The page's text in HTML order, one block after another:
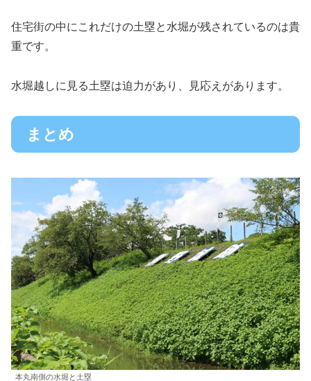
住宅街の中にこれだけの土塁と水堀が残されているのは貴
重です。
水堀越しに見る土塁は迫力があり、見応えがあります。
まとめ
本丸南側の水堀と土塁